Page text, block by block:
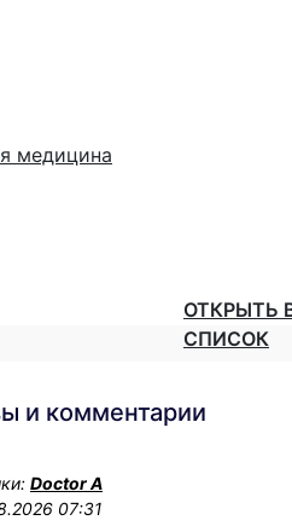
медицина
ОТКРЫТЬ
СПИСОК
и комментарии
Doctor A
07:31